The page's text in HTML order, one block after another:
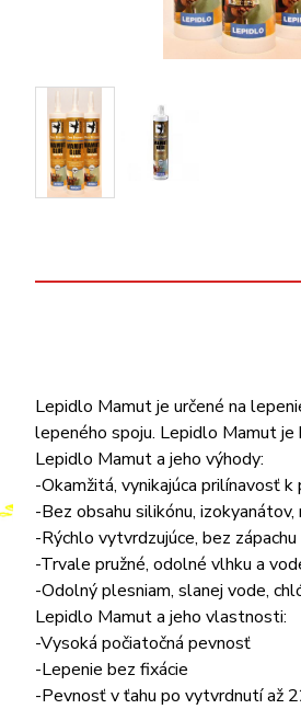
Lepidlo Mamut je určené na
lepeného spoju. Lepidlo Mamut
Lepidlo Mamut a jeho výhody:
-Okamžitá, vynikajúca prilínavosť k
-Bez obsahu silikónu,
-Rýchlo vytvrdzujúce, bez zápachu
-Trvale pružné, odolné vlhku a
-Odolný plesniam, slanej vode,
Lepidlo Mamut a jeho vlastnosti:
-Vysoká počiatočná pevnosť
-Lepenie bez fixácie
-Pevnosť v ťahu po vytvrdnutí až